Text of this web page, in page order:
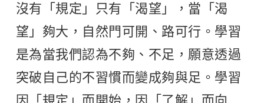
沒有「規定」只有「渴望」，當「渴
望」夠大，自然門可開、路可行。學習
是為當我們認為不夠、不足，願意透過
突破自己的不習慣而變成夠與足。學習